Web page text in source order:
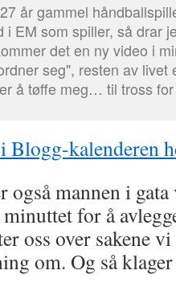
år gammel
EM som spiller, så drar
det en ny video i
seg", resten av
å tøffe meg… til tross
Blogg-kalenderen
også mannen i
for å
oss over sakene
om. Og så